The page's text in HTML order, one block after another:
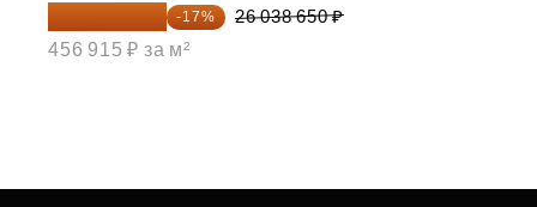
21 612 080 ₽ -17%
26 038 650 ₽
456 915 ₽ за м²